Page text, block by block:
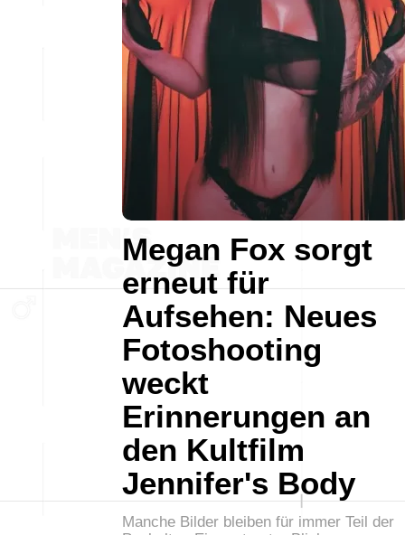
Megan Fox sorgt
erneut für
Aufsehen: Neues
Fotoshooting
weckt
Erinnerungen an
den Kultfilm
Jennifer's Body
Manche Bilder bleiben für immer Teil der